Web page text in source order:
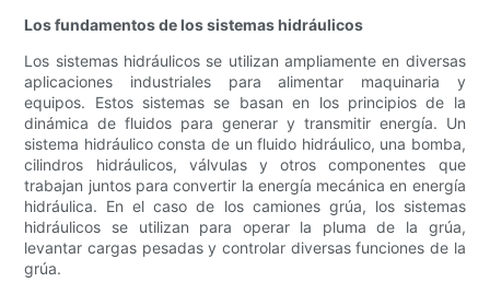
Los fundamentos de los sistemas hidráulicos
Los sistemas hidráulicos se utilizan ampliamente en diversas
aplicaciones industriales para alimentar maquinaria y
equipos. Estos sistemas se basan en los principios de la
dinámica de fluidos para generar y transmitir energía. Un
sistema hidráulico consta de un fluido hidráulico, una bomba,
cilindros hidráulicos, válvulas y otros componentes que
trabajan juntos para convertir la energía mecánica en energía
hidráulica. En el caso de los camiones grúa, los sistemas
hidráulicos se utilizan para operar la pluma de la grúa,
levantar cargas pesadas y controlar diversas funciones de la
grúa.